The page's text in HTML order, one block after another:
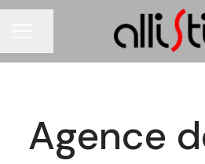
Partager la page
Agence